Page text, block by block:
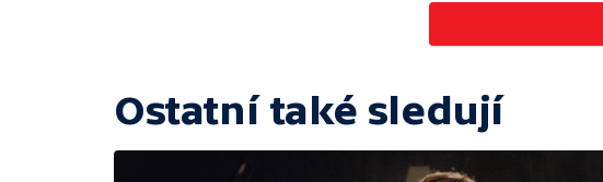
Ostatní také sledují